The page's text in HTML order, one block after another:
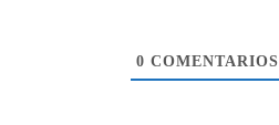
0 COMENTARIOS